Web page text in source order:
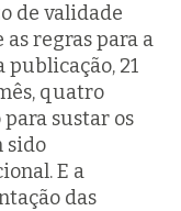
de validade
regras para a
publicação, 21
quatro
sustar os
sido
E a
das